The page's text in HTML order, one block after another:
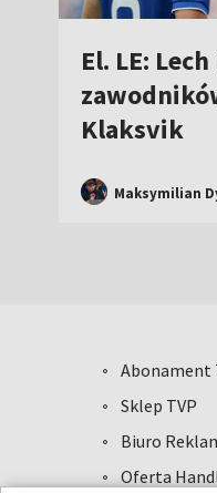
El. LE:
Klaksvik
Maksymilian
Abonament
Sklep TVP
Biuro
Oferta